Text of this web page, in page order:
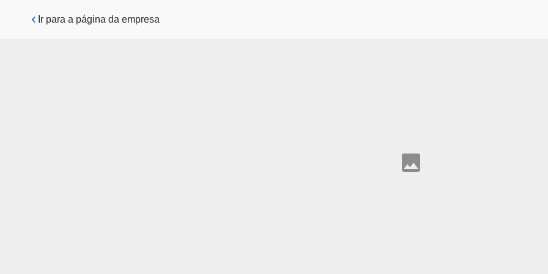
Pular para o conteúdo principal
Ir para a página da empresa